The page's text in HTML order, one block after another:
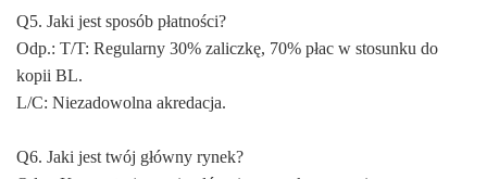
Q5. Jaki jest sposób płatności?
Odp.: T/T: Regularny 30% zaliczkę, 70% płac w stosunku do
kopii BL.
L/C: Niezadowolna akredacja.
Q6. Jaki jest twój główny rynek?